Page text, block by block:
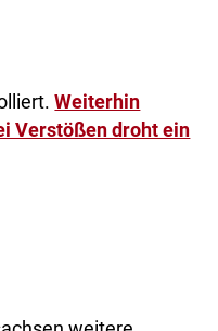
Weiterhin
Verstößen droht ein